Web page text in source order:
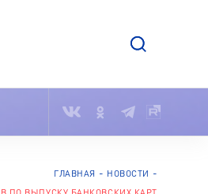
ГЛАВНАЯ
НОВОСТИ